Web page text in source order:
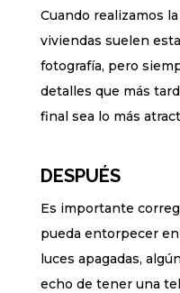
Cuando realizamos
viviendas suelen
fotografía, pero
detalles que más
final sea lo más
DESPUÉS
Es importante
pueda entorpecer
luces apagadas,
echo de tener una